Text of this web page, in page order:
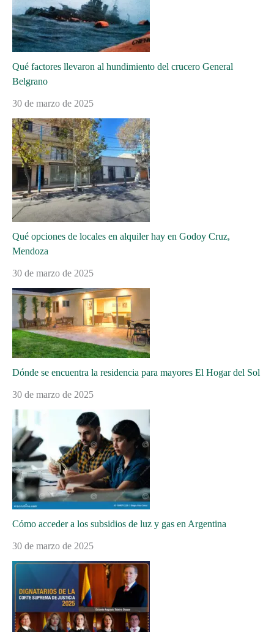
Qué factores llevaron al hundimiento del crucero General
Belgrano
30 de marzo de 2025
Qué opciones de locales en alquiler hay en Godoy Cruz,
Mendoza
30 de marzo de 2025
Dónde se encuentra la residencia para mayores El Hogar del Sol
30 de marzo de 2025
Cómo acceder a los subsidios de luz y gas en Argentina
30 de marzo de 2025